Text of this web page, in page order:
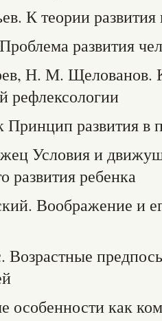
К теории развития
развития
Н. М. Щелованов.
рефлексологии
развития в
Условия и
развития ребенка
Воображение и
Возрастные
особенности как